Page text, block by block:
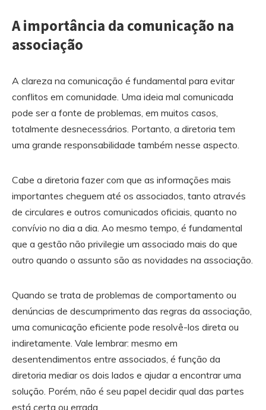
A importância da comunicação na
associação
A clareza na comunicação é fundamental para evitar
conflitos em comunidade. Uma ideia mal comunicada
pode ser a fonte de problemas, em muitos casos,
totalmente desnecessários. Portanto, a diretoria tem
uma grande responsabilidade também nesse aspecto.
Cabe a diretoria fazer com que as informações mais
importantes cheguem até os associados, tanto através
de circulares e outros comunicados oficiais, quanto no
convívio no dia a dia. Ao mesmo tempo, é fundamental
que a gestão não privilegie um associado mais do que
outro quando o assunto são as novidades na associação.
Quando se trata de problemas de comportamento ou
denúncias de descumprimento das regras da associação,
uma comunicação eficiente pode resolvê-los direta ou
indiretamente. Vale lembrar: mesmo em
desentendimentos entre associados, é função da
diretoria mediar os dois lados e ajudar a encontrar uma
solução. Porém, não é seu papel decidir qual das partes
está certa ou errada.